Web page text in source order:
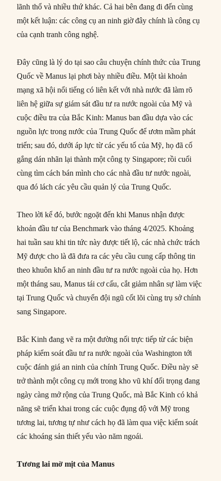
lãnh thổ và nhiều thứ khác. Cả hai bên đang đi đến cùng
một kết luận: các công cụ an ninh giờ đây chính là công cụ
của cạnh tranh công nghệ.
Đây cũng là lý do tại sao câu chuyện chính thức của Trung
Quốc về Manus lại phơi bày nhiều điều. Một tài khoản
mạng xã hội nổi tiếng có liên kết với nhà nước đã làm rõ
liên hệ giữa sự giám sát đầu tư ra nước ngoài của Mỹ và
cuộc điều tra của Bắc Kinh: Manus ban đầu dựa vào các
nguồn lực trong nước của Trung Quốc để ươm mầm phát
triển; sau đó, dưới áp lực từ các yếu tố của Mỹ, họ đã cố
gắng dán nhãn lại thành một công ty Singapore; rồi cuối
cùng tìm cách bán mình cho các nhà đầu tư nước ngoài,
qua đó lách các yêu cầu quản lý của Trung Quốc.
Theo lời kể đó, bước ngoặt đến khi Manus nhận được
khoản đầu tư của Benchmark vào tháng 4/2025. Khoảng
hai tuần sau khi tin tức này được tiết lộ, các nhà chức trách
Mỹ được cho là đã đưa ra các yêu cầu cung cấp thông tin
theo khuôn khổ an ninh đầu tư ra nước ngoài của họ. Hơn
một tháng sau, Manus tái cơ cấu, cắt giảm nhân sự làm việc
tại Trung Quốc và chuyển đội ngũ cốt lõi cùng trụ sở chính
sang Singapore.
Bắc Kinh đang vẽ ra một đường nối trực tiếp từ các biện
pháp kiểm soát đầu tư ra nước ngoài của Washington tới
cuộc đánh giá an ninh của chính Trung Quốc. Điều này sẽ
trở thành một công cụ mới trong kho vũ khí đối trọng đang
ngày càng mở rộng của Trung Quốc, mà Bắc Kinh có khả
năng sẽ triển khai trong các cuộc đụng độ với Mỹ trong
tương lai, tương tự như cách họ đã làm qua việc kiểm soát
các khoáng sản thiết yếu vào năm ngoái.
Tương lai mờ mịt của Manus